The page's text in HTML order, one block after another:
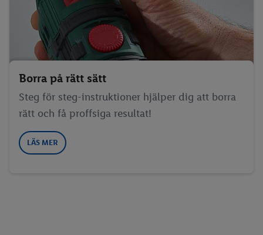
Borra på rätt sätt
Steg för steg-instruktioner hjälper dig att borra
rätt och få proffsiga resultat!
LÄS MER